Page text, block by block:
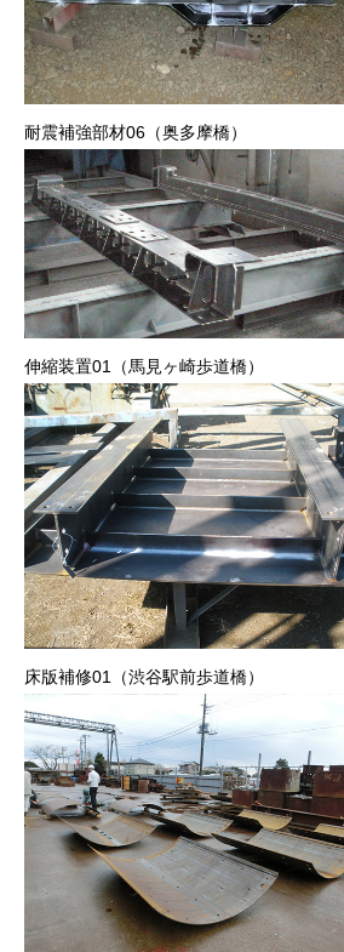
耐震補強部材06（奥多摩橋）
伸縮装置01（馬見ヶ崎歩道橋）
床版補修01（渋谷駅前歩道橋）